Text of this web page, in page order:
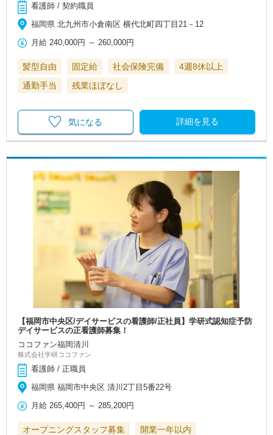
看護師 / 契約職員
福岡県 北九州市小倉南区 横代北町四丁目21－12
月給 240,000円 ～ 260,000円
髪型自由 固定給 社会保険完備
4週8休以上
通勤手当
残業ほぼなし
詳細を見る
気になる
【福岡市中央区/デイサービスの看護師/正社員】学研式認知症予防
デイサービスの正看護師募集！
ココファン福岡清川
株式会社学研ココファン
看護師 / 正職員
福岡県 福岡市中央区 清川2丁目5番22号
月給 265,400円 ～ 285,200円
オープニングスタッフ募集
開業一年以内